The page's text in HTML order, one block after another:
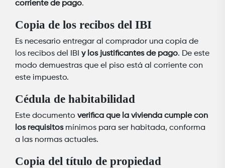
corriente de pago.
Copia de los recibos del IBI
Es necesario entregar al comprador una copia de
los recibos del IBI y los justificantes de pago. De este
modo demuestras que el piso está al corriente con
este impuesto.
Cédula de habitabilidad
Este documento verifica que la vivienda cumple con
los requisitosmínimos para ser habitada, conforma
a las normas actuales.
Copia del título de propiedad